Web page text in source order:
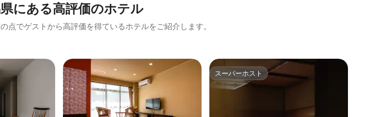
にある高⁠評⁠価⁠のホ⁠テ⁠ル
点でゲストから高評価を得ているホテルをご紹介します。
スーパーホスト
スーパーホスト